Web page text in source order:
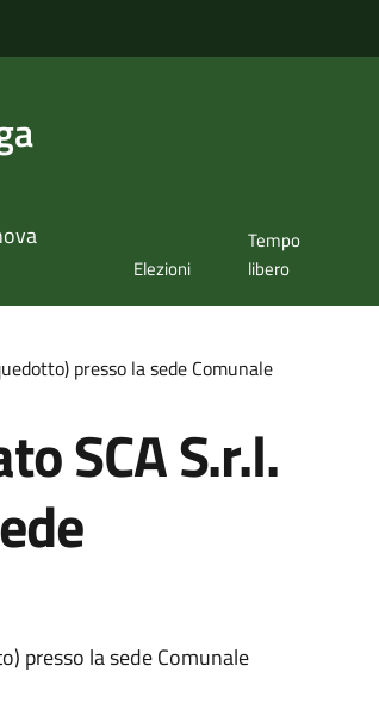
Elezioni
Tempo
libero
presso la sede Comunale
SCA S.r.l.
presso la sede Comunale